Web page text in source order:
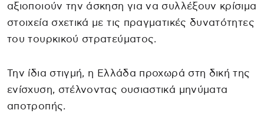
αξιοποιούν την άσκηση για να συλλέξουν κρίσιμα
στοιχεία σχετικά με τις πραγματικές δυνατότητες
του τουρκικού στρατεύματος.
Την ίδια στιγμή, η Ελλάδα προχωρά στη δική της
ενίσχυση, στέλνοντας ουσιαστικά μηνύματα
αποτροπής.